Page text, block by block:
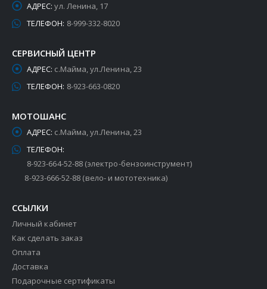
АДРЕС: ул. Ленина, 17
ТЕЛЕФОН: 8-999-332-8020
СЕРВИСНЫЙ ЦЕНТР
АДРЕС: с.Майма, ул.Ленина, 23
ТЕЛЕФОН: 8-923-663-0820
МОТОШАНС
АДРЕС: с.Майма, ул.Ленина, 23
ТЕЛЕФОН:
8-923-664-52-88 (электро-бензоинструмент)
8-923-666-52-88 (вело- и мототехника)
ССЫЛКИ
Личный кабинет
Как сделать заказ
Оплата
Доставка
Подарочные сертификаты